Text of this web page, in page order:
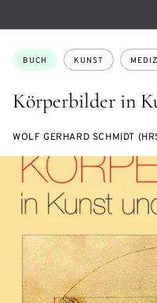
Körperbilder in
Themen:
BUCH KUNST
WOLF GERHARD SCHMIDT